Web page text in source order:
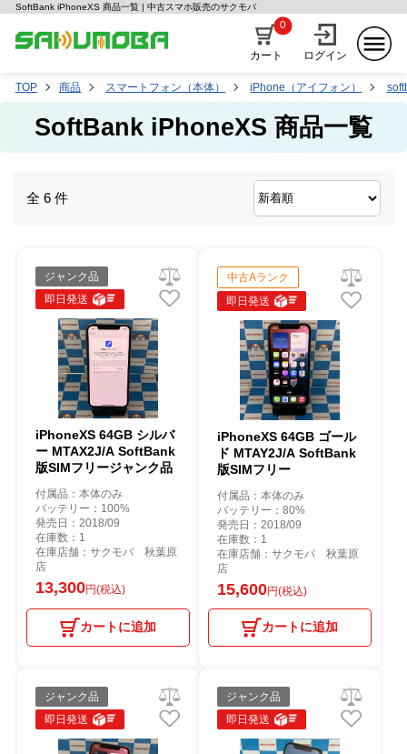
SoftBank iPhoneXS 商品一覧 | 中古スマホ販売のサクモバ
カート
0
ログイン
TOP 商品 スマートフォン（本体） iPhone（アイフォン）
SoftBank iPhoneXS 商品一覧
全 6 件
ジャンク品
即日発送
iPhoneXS 64GB シルバ
ー MTAX2J/A SoftBank
版SIMフリージャンク品
付属品：本体のみ
バッテリー：100%
発売日：2018/09
在庫数：1
在庫店舗：サクモバ 秋葉原
店
13,300円(税込)
カートに追加
中古Aランク
即日発送
iPhoneXS 64GB ゴール
ド MTAY2J/A SoftBank
版SIMフリー
付属品：本体のみ
バッテリー：80%
発売日：2018/09
在庫数：1
在庫店舗：サクモバ 秋葉原
店
15,600円(税込)
カートに追加
ジャンク品
即日発送
ジャンク品
即日発送